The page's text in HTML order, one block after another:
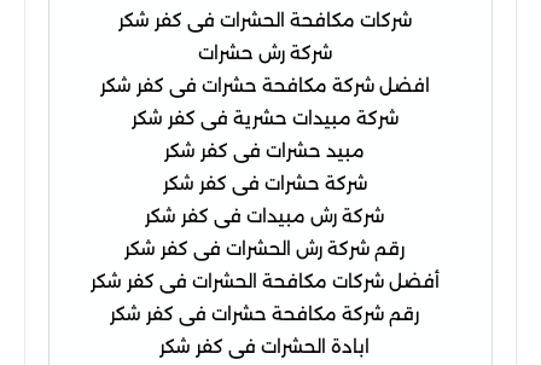
شركات مكافحة الحشرات فى كفر شكر
شركة رش حشرات
افضل شركة مكافحة حشرات فى كفر شكر
شركة مبيدات حشرية فى كفر شكر
مبيد حشرات فى كفر شكر
شركة حشرات فى كفر شكر
شركة رش مبيدات فى كفر شكر
رقم شركة رش الحشرات فى كفر شكر
أفضل شركات مكافحة الحشرات فى كفر شكر
رقم شركة مكافحة حشرات فى كفر شكر
ابادة الحشرات فى كفر شكر